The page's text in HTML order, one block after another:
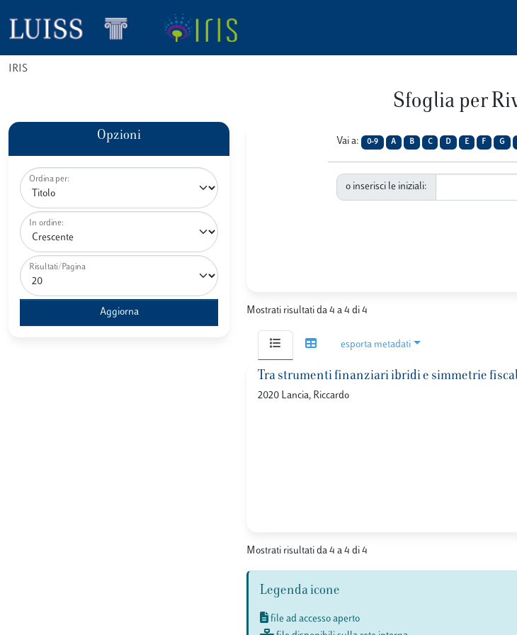
IRIS
Sfoglia per
Opzioni
Ordina per:
In ordine:
Risultati/Pagina
Vai a: 0-9 A B C D E F G
o inserisci le iniziali:
Mostrati risultati da 4 a 4 di 4
esporta metadati
Tra strumenti finanziari ibridi e simmetrie
2020 Lancia, Riccardo
Mostrati risultati da 4 a 4 di 4
Legenda icone
file ad accesso aperto